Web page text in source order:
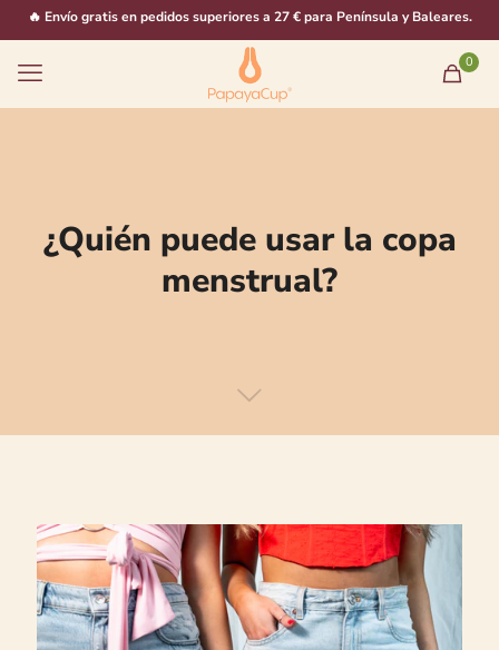
🔥 Envío gratis en pedidos superiores a 27 € para Península y Baleares.
0
¿Quién puede usar la copa
menstrual?